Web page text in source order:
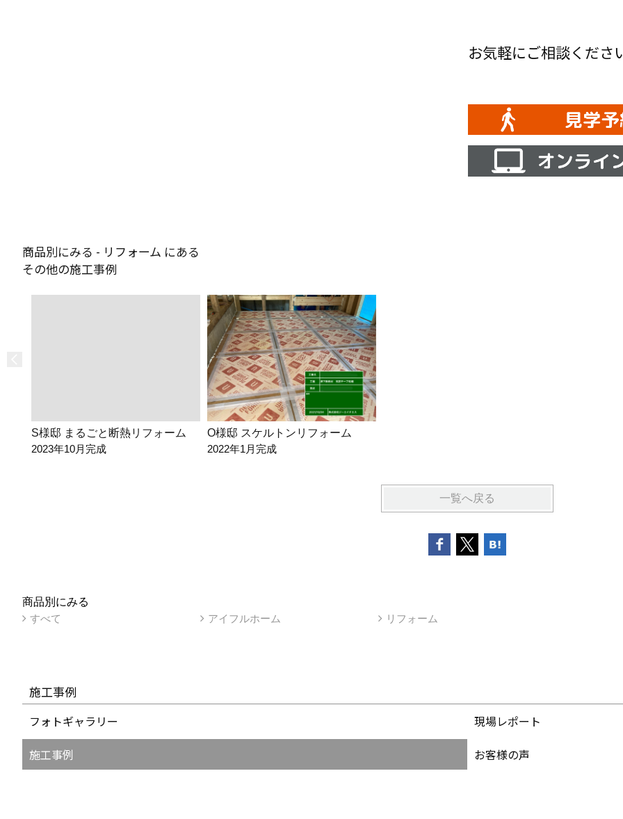
お気軽にご相談くださ
商品別にみる - リフォーム にある
その他の施工事例
S様邸 まるごと断熱リフォーム
2023年10月完成
O様邸 スケルトンリフォーム
2022年1月完成
一覧へ戻る
商品別にみる
すべて
アイフルホーム リフォーム
施工事例
フォトギャラリー
現場レポート
施工事例
お客様の声